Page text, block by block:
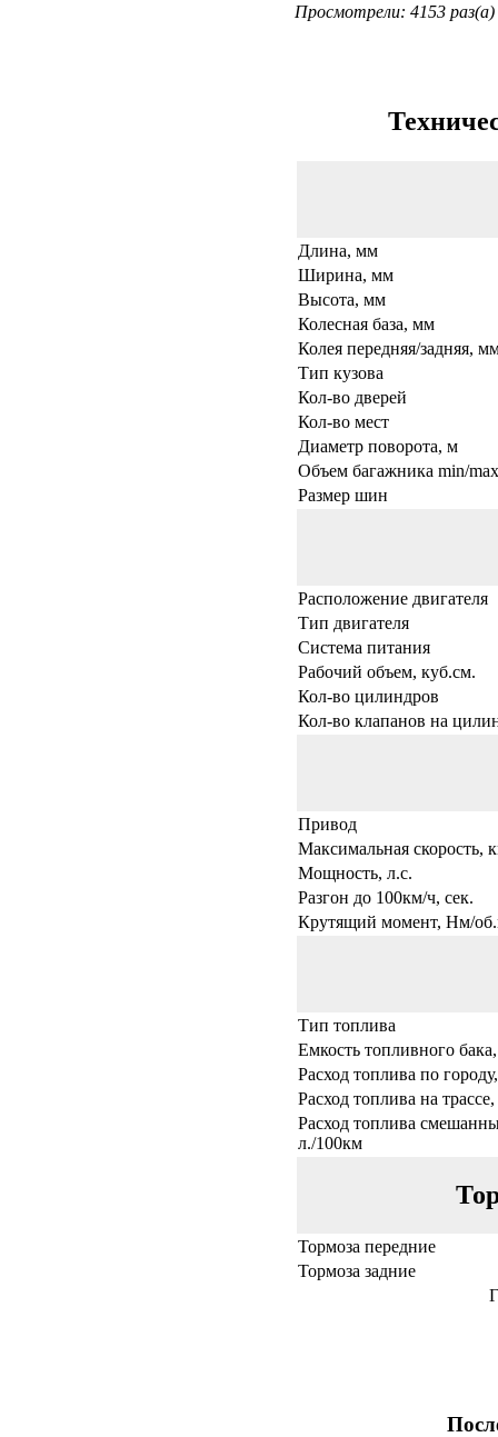
Просмотрели: 4153 раз(а)
Длина, мм
Ширина, мм
Высота, мм
Колесная база, мм
Колея передняя/задняя,
Тип кузова
Кол-во дверей
Кол-во мест
Диаметр поворота, м
Объем багажника min/
Размер шин
Расположение двигателя
Тип двигателя
Система питания
Рабочий объем, куб.см.
Кол-во цилиндров
Кол-во клапанов на
Привод
Максимальная скорость,
Мощность, л.с.
Разгон до 100км/ч, сек.
Крутящий момент, Нм/
Тип топлива
Емкость топливного
Расход топлива по
Расход топлива на
Расход топлива
л./100км
Тормоза передние
Тормоза задние